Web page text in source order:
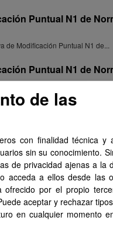
Puntual N1 de
de Modificación Puntual N1 de...
Puntual N1 de
Puntual N1 de Normas...
Puntual N1 de
Modificación Puntual N1 de...
Puntual N2 de
Modificación Puntual N2 de...
Puntual N2 de
de las
con finalidad técnica y
sin su conocimiento.
de privacidad ajenas a la
acceda a ellos desde las
ofrecido por el propio
aceptar y rechazar
en cualquier momento